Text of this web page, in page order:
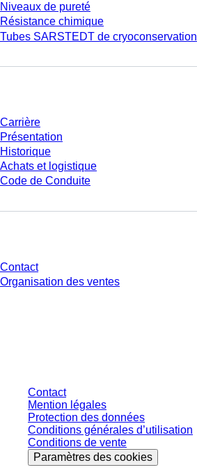
Niveaux de pureté
Résistance chimique
Tubes SARSTEDT de cryoconservation
Carrière
Présentation
Historique
Achats et logistique
Code de Conduite
Contact
Organisation des ventes
Contact
Mention légales
Protection des données
Conditions générales d’utilisation
Conditions de vente
Paramètres des cookies